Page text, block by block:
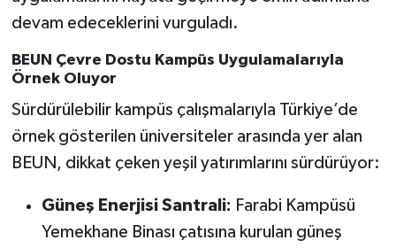
devam edeceklerini vurguladı.
BEUN Çevre Dostu Kampüs Uygulamalarıyla
Örnek Oluyor
Sürdürülebilir kampüs çalışmalarıyla Türkiye’de
örnek gösterilen üniversiteler arasında yer alan
BEUN, dikkat çeken yeşil yatırımlarını sürdürüyor:
Güneş Enerjisi Santrali: Farabi Kampüsü
Yemekhane Binası çatısına kurulan güneş